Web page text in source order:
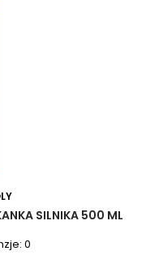
SILNIKA 500 ML
0